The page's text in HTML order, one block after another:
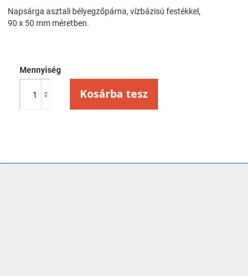
Napsárga asztali bélyegzőpárna, vízbázisú festékkel,
90 x 50 mm méretben.
Mennyiség
Kosárba tesz